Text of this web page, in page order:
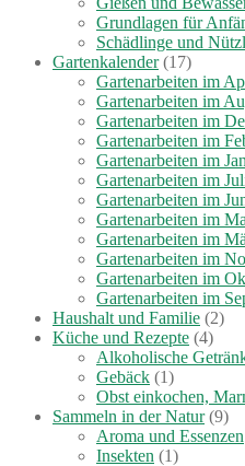
Grundlagen für
Schädlinge und
Gartenkalender(17)
Gartenarbeiten im
Gartenarbeiten im
Gartenarbeiten im
Gartenarbeiten im
Gartenarbeiten im
Gartenarbeiten im
Gartenarbeiten im
Gartenarbeiten im
Gartenarbeiten im
Gartenarbeiten im
Gartenarbeiten im
Gartenarbeiten im
Haushalt und Familie (2)
Küche und Rezepte (4)
Alkoholische
Gebäck (1)
Obst einkochen,
Sammeln in der Natur(9)
Aroma und Essenzen
Insekten (1)